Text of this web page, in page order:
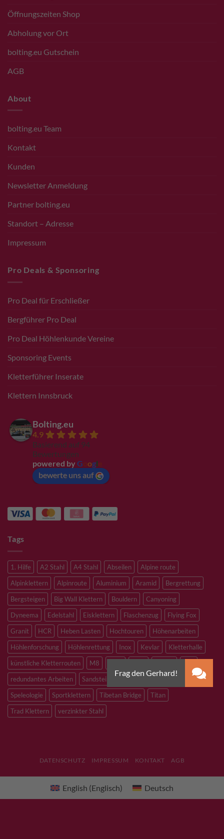
Öffnungszeiten Shop
Abholung vor Ort
bolting.eu Gutschein
AGB
About
bolting.eu Team
Kontakt
Kunden
Newsletter Anmeldung
Partner bolting.eu
Standort – Adresse
Impressum
Pro Deals & Sponsoring
Pro Deal für Erschließer
Bergführer Pro Deal
Pro Deal Höhlenkunde Vereine
Sponsoring Events
Kletterführer Inserate
Klettern Innsbruck
Bolting.eu
4.9
Basierend auf 94
Bewertungen
powered by G ogl
bewerte uns auf
Tags
1. Hilfe A2 Stahl A4 Stahl Abseilen
Alpine route
Alpinklettern
Alpinroute Aluminium Aramid
Bergrettung
Bergsteigen
Big Wall Klettern Bouldern
Canyoning
Dyneema
Edelstahl Eisklettern Flaschenzug
Flying Fox
Granit
HCR Heben Lasten Hochtouren
Höhenarbeiten
Höhlenforschung
Höhlenrettung Inox Kevlar
Kletterhalle
künstliche Kletterrouten
M8
redundantes Arbeiten
Sandstein Skitouren
Speleologie
Sportklettern Tibetan Bridge
Titan
Trad Klettern
verzinkter Stahl
DATENSCHUTZ IMPRESSUM KONTAKT AGB
English (Englisch) Deutsch